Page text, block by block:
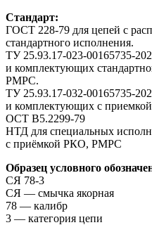
Стандарт:
ГОСТ 228-79 для цепей с
стандартного исполнения.
ТУ 25.93.17-023-00165735-
и комплектующих
РМРС.
ТУ 25.93.17-032-00165735-
и комплектующих с
ОСТ В5.2299-79
НТД для специальных
с приёмкой РКО, РМРС
Образец условного
СЯ 78-3
СЯ — смычка якорная
78 — калибр
3 — категория цепи